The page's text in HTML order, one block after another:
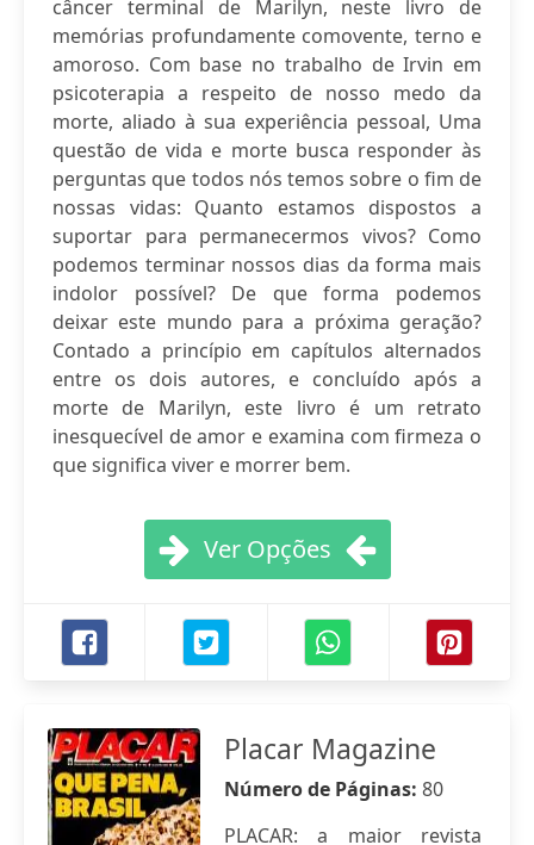
câncer terminal de Marilyn, neste livro de
memórias profundamente comovente, terno e
amoroso. Com base no trabalho de Irvin em
psicoterapia a respeito de nosso medo da
morte, aliado à sua experiência pessoal, Uma
questão de vida e morte busca responder às
perguntas que todos nós temos sobre o fim de
nossas vidas: Quanto estamos dispostos a
suportar para permanecermos vivos? Como
podemos terminar nossos dias da forma mais
indolor possível? De que forma podemos
deixar este mundo para a próxima geração?
Contado a princípio em capítulos alternados
entre os dois autores, e concluído após a
morte de Marilyn, este livro é um retrato
inesquecível de amor e examina com firmeza o
que significa viver e morrer bem.
Ver Opções
Placar Magazine
Número de Páginas: 80
PLACAR: a maior revista